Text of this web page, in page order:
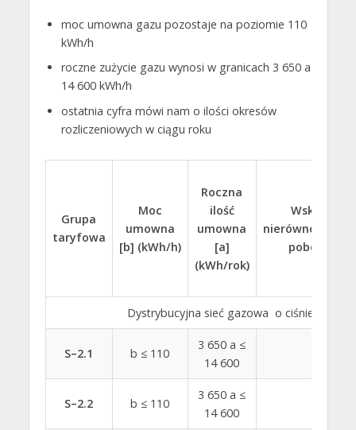
moc umowna gazu pozostaje na poziomie 110
kWh/h
roczne zużycie gazu wynosi w granicach 3 650 a
14 600 kWh/h
ostatnia cyfra mówi nam o ilości okresów
rozliczeniowych w ciągu roku
Grupa
taryfowa
Moc
umowna
[b] (kWh/h)
Roczna
ilość
umowna
[a]
(kWh/rok)
Wskaźnik
poboru [c]
Dystrybucyjna sieć gazowa o ciśnieniu do
S–2.1 b ≤ 110
3 650 a ≤
14 600
S–2.2 b ≤ 110
3 650 a ≤
14 600